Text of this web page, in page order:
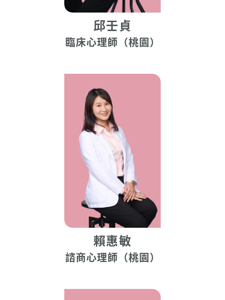
邱壬貞
臨床心理師（桃園）
賴惠敏
諮商心理師（桃園）